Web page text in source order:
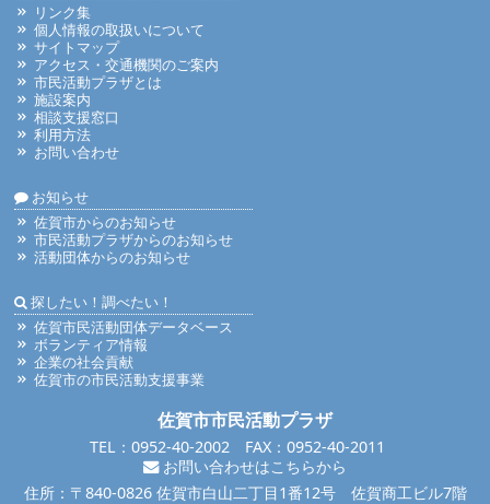
リンク集
個人情報の取扱いについて
サイトマップ
アクセス・交通機関のご案内
市民活動プラザとは
施設案内
相談支援窓口
利用方法
お問い合わせ
お知らせ
佐賀市からのお知らせ
市民活動プラザからのお知らせ
活動団体からのお知らせ
探したい！調べたい！
佐賀市民活動団体データベース
ボランティア情報
企業の社会貢献
佐賀市の市民活動支援事業
佐賀市市民活動プラザ
TEL：0952-40-2002 FAX：0952-40-2011
お問い合わせはこちらから
住所：〒840-0826 佐賀市白山二丁目1番12号 佐賀商工ビル7階